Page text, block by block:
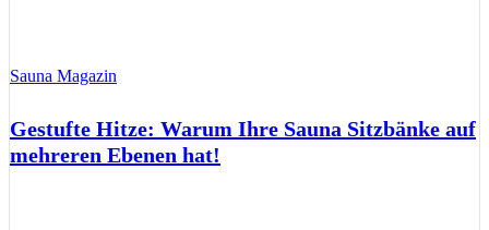
Sauna Magazin
Gestufte Hitze: Warum Ihre Sauna Sitzbänke auf
mehreren Ebenen hat!